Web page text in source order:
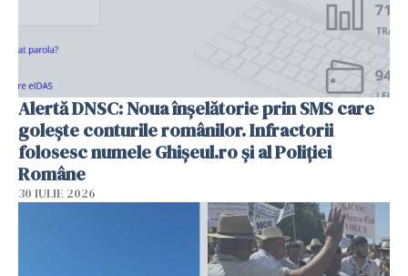
Alertă DNSC: Noua înșelătorie prin SMS care
golește conturile românilor. Infractorii
folosesc numele Ghișeul.ro și al Poliției
Române
30 IULIE 2026